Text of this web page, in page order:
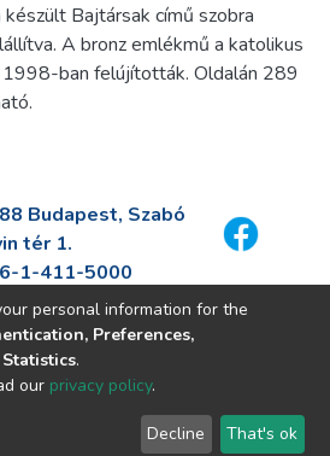
Bajtársak című szobra
A bronz emlékmű a katolikus
ban felújították. Oldalán 289
Budapest, Szabó
tér 1.
1-411-5000
fszek.hu
personal information for the
Preferences,
.
our privacy policy.
Decline That's ok